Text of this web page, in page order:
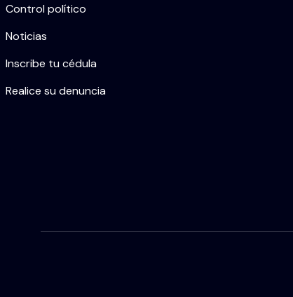
Control político
Noticias
Inscribe tu cédula
Realice su denuncia